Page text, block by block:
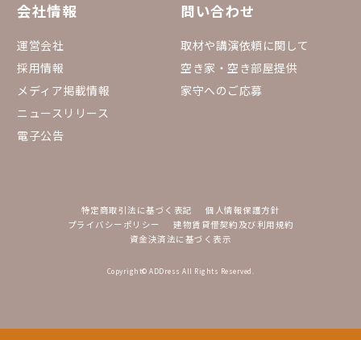
会社情報
運営会社
採用情報
メディア掲載情報
ニュースリリース
電子公告
問い合わせ
取材や講演依頼に関して
空き家・空き部屋提供
家守へのご応募
特定商取引法に基づく表記
個人情報保護方針
プライバシーポリシー
建物賃貸借契約及び利用規約
資金決済法に基づく表示
Copyright© ADDress All Rights Reserved.